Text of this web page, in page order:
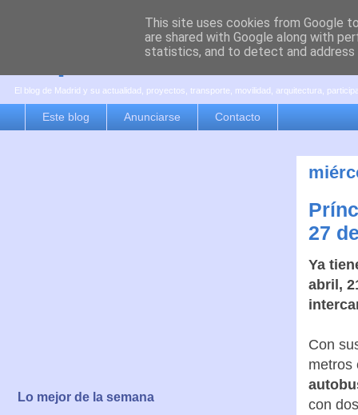
es por madrid
El blog de Madrid y su actualidad, proyectos, transporte, movilidad, arquitectura,
Este blog Anunciarse Contacto
27
Ya
abril,
Con
metros
con
Lo mejor de la semana
This site uses cookies from Google
are shared with Google along with
statistics, and to detect and address